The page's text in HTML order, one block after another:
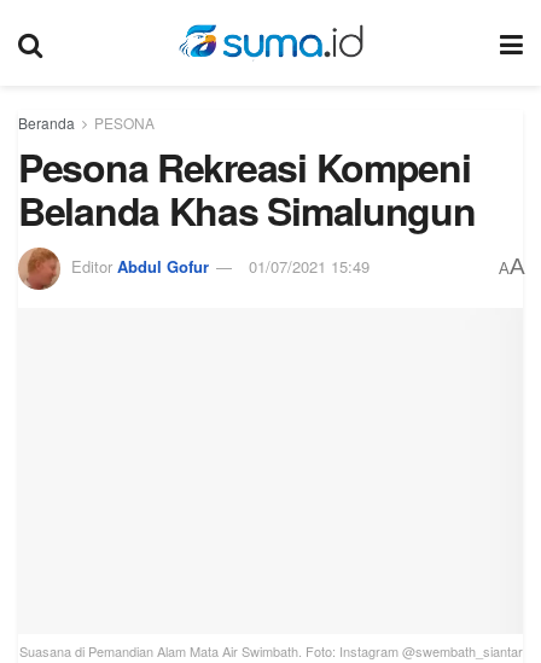
Beranda PESONA
Pesona Rekreasi Kompeni
Belanda Khas Simalungun
Editor Abdul Gofur 01/07/2021 15:49 AA
Suasana di Pemandian Alam Mata Air Swimbath. Foto: Instagram @swembath_siantar